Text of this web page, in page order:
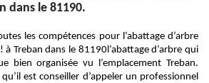
dans le 81190.
les compétences pour l’abattage d’arbre
à Treban dans le 81190l’abattage d’arbre qui
bien organisée vu l’emplacement Treban.
est conseiller d’appeler un professionnel